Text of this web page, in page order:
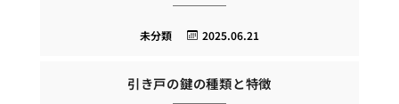
2025.06.21
未分類
引き戸の鍵の種類と特徴